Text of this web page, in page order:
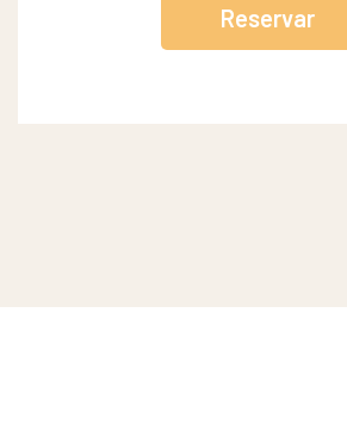
Reservar